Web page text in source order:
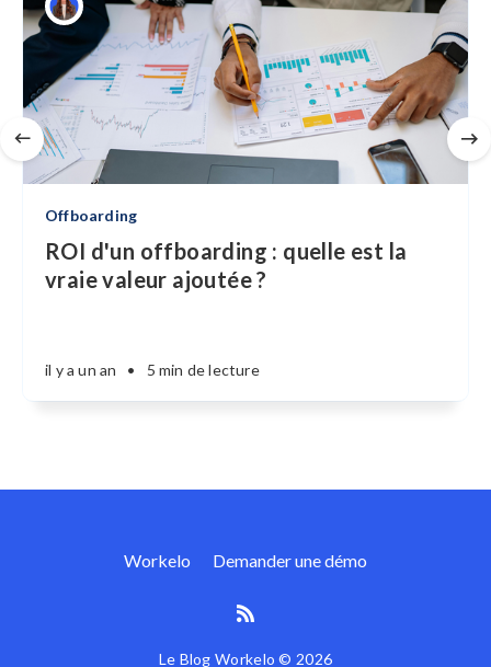
Offboarding
ROI d'un offboarding : quelle est la
vraie valeur ajoutée ?
il y a un an • 5 min de lecture
Workelo Demander une démo
Le Blog Workelo © 2026